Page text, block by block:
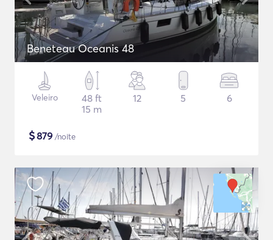
Beneteau Oceanis 48
Veleiro
48 ft
15 m
12 5 6
$879 /noite